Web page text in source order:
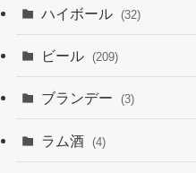
ハイボール (32)
ビール (209)
ブランデー (3)
ラム酒 (4)